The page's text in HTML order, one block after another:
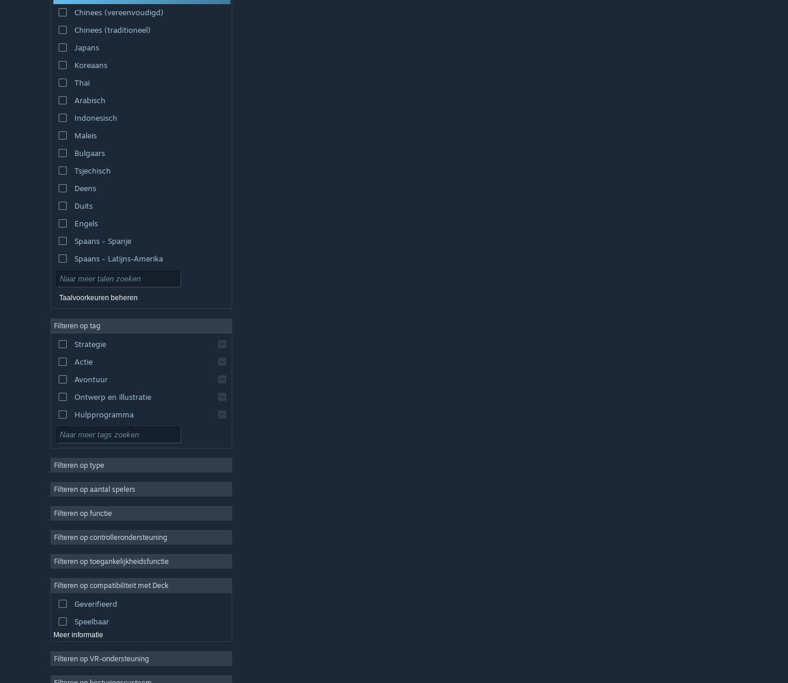
Chinees (vereenvoudigd)
Chinees (traditioneel)
Japans
Koreaans
Thai
Arabisch
Indonesisch
Maleis
Bulgaars
Tsjechisch
Deens
Duits
Engels
Spaans - Spanje
Spaans - Latijns-Amerika
Taalvoorkeuren beheren
Filteren op tag
Strategie
Actie
Avontuur
Ontwerp en illustratie
Hulpprogramma
Gratis te spelen
MMO
Casual
Sim
Videoproductie
Fotobewerking
Filteren op type
Filteren op aantal spelers
Filteren op functie
Filteren op controllerondersteuning
Filteren op toegankelijkheidsfunctie
Filteren op compatibiliteit met Deck
Geverifieerd
Speelbaar
Meer informatie
Filteren op VR-ondersteuning